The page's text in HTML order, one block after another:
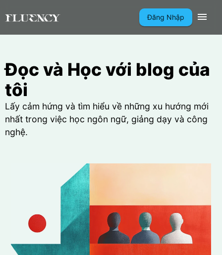
Đăng Nhập
Đọc và Học với blog của
tôi
Lấy cảm hứng và tìm hiểu về những xu hướng mới
nhất trong việc học ngôn ngữ, giảng dạy và công
nghệ.